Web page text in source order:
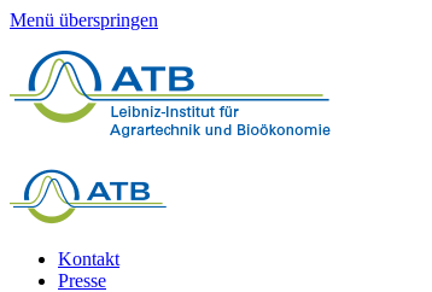
Menü überspringen
Kontakt
Presse